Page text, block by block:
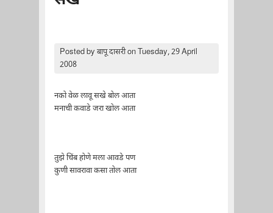
Posted byबापू दासरीon Tuesday, 29 April
2008
नको वेळ लावू सखे बोल आता
मनाची कवाडे जरा खोल आता
तुझे चिंब होणे मला आवडे पण
कुणी सावरावा कसा तोल आता